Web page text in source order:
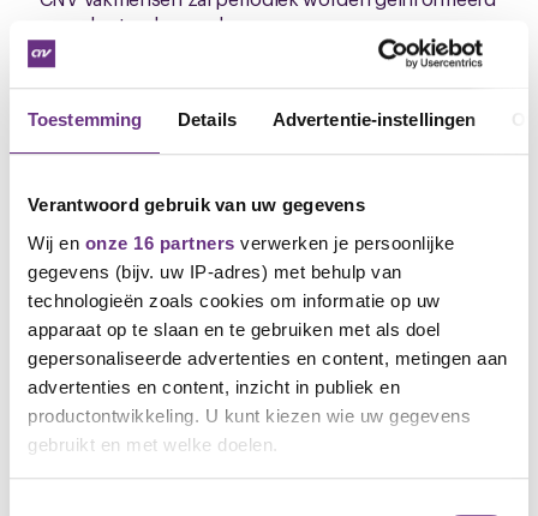
Toestemming Details Advertentie-instellingen
Verantwoord gebruik van uw gegevens
Wij en onze 16 partners verwerken je persoonlijke
gegevens (bijv. uw IP-adres) met behulp van
technologieën zoals cookies om informatie op uw
apparaat op te slaan en te gebruiken met als doel
gepersonaliseerde advertenties en content, metingen aan
advertenties en content, inzicht in publiek en
productontwikkeling. U kunt kiezen wie uw gegevens
gebruikt en met welke doelen.
over de stand van zaken.
Gelet op de looptijd van beide overeenkomsten
met betrekking tot de B-cao Metalektro en het
Sociaal plan.
Wensen tot aanpassing/verbetering kunnen
natuurlijk nu al kenbaar gemaakt worden.
Dit kan via een mail bericht aan:
a.huizinga@cnvvakmensen.nl
Arjan Huizinga,
Bestuurder CNV Vakmensen
M. 06-5160 2032
E.a.huizinga@cnvvakmensen.nl